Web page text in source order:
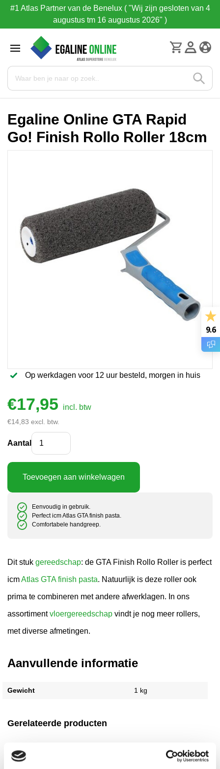
#1 Atlas Partner van de Benelux ( "Wij zijn gesloten van 4
augustus tm 16 augustus 2026" )
Egaline Online GTA Rapid
Go! Finish Rollo Roller 18cm
Op werkdagen voor 12 uur besteld, morgen in huis
€17,95 incl. btw
€14,83 excl. btw.
Aantal
Egaline Online GTA Rapid Go! Finish Rollo Roller
Toevoegen aan winkelwagen
Eenvoudig in gebruik.
Perfect icm Atlas GTA finish pasta.
Comfortabele handgreep.
Dit stuk gereedschap: de GTA Finish Rollo Roller is perfect
icmAtlas GTA finish pasta. Natuurlijk is deze roller ook
prima te combineren met andere afwerklagen. In ons
assortimentvloergereedschap vindt je nog meer rollers,
met diverse afmetingen.
Aanvullende informatie
Gewicht 1 kg
Gerelateerde producten
9.6